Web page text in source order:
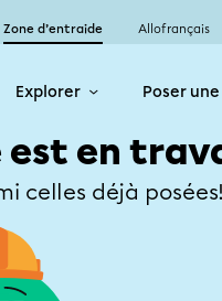
Zone d’entraide Allofrançais
Explorer Poser
est en
celles déjà